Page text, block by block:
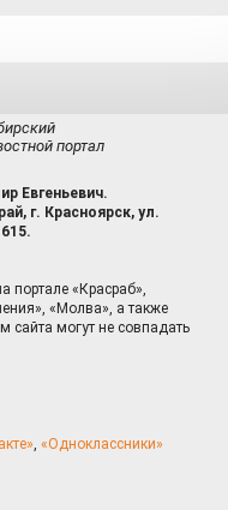
портал
Евгеньевич.
г. Красноярск, ул.
портале «Красраб»,
«Молва», а также
сайта могут не совпадать
, «Одноклассники»